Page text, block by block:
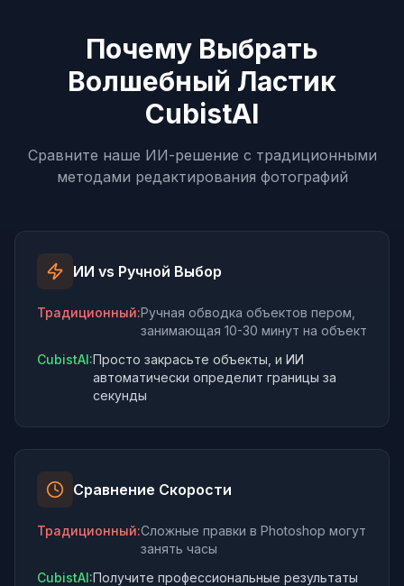
Почему Выбрать
Волшебный Ластик
CubistAI
Сравните наше ИИ-решение с традиционными
методами редактирования фотографий
ИИ vs Ручной Выбор
Традиционный:Ручная обводка объектов пером,
занимающая 10-30 минут на объект
CubistAI:Просто закрасьте объекты, и ИИ
автоматически определит границы за
секунды
Сравнение Скорости
Традиционный:Сложные правки в Photoshop могут
занять часы
CubistAI:Получите профессиональные результаты